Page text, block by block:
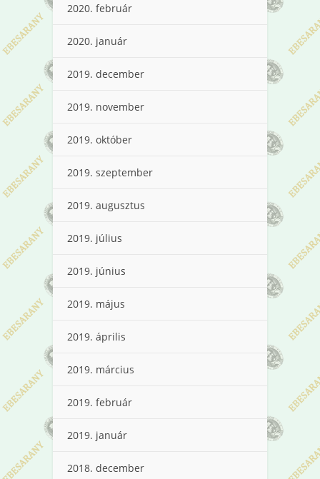
2020. február
2020. január
2019. december
2019. november
2019. október
2019. szeptember
2019. augusztus
2019. július
2019. június
2019. május
2019. április
2019. március
2019. február
2019. január
2018. december